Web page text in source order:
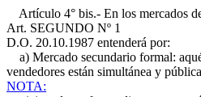
Artículo 4° bis.- En los mercados
Art. SEGUNDO Nº 1
D.O. 20.10.1987 entenderá por:
a) Mercado secundario formal:
vendedores están simultánea y
NOTA: